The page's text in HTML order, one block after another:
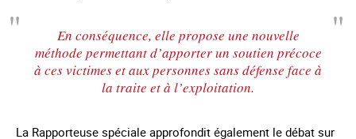
En conséquence, elle propose une nouvelle
méthode permettant d’apporter un soutien précoce
à ces victimes et aux personnes sans défense face à
la traite et à l’exploitation.
La Rapporteuse spéciale approfondit également le débat sur